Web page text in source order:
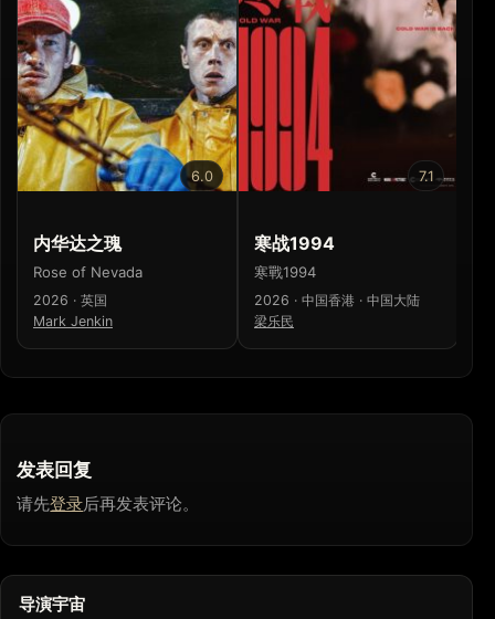
6.0
内华达之瑰
Rose of Nevada
2026 · 英国
Mark Jenkin
7.1
寒战1994
寒戰1994
2026 · 中国香港 · 中国大陆
梁乐民
发表回复
请先登录后再发表评论。
导演宇宙